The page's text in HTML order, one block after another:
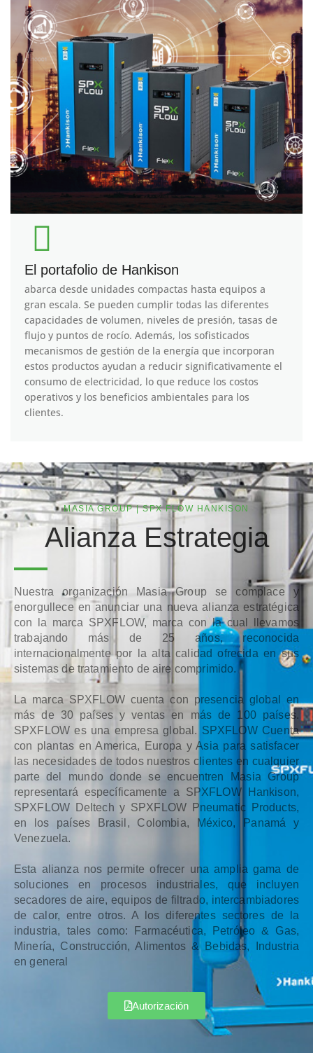
El portafolio de Hankison
abarca desde unidades compactas hasta equipos a
gran escala. Se pueden cumplir todas las diferentes
capacidades de volumen, niveles de presión, tasas de
flujo y puntos de rocío. Además, los sofisticados
mecanismos de gestión de la energía que incorporan
estos productos ayudan a reducir significativamente el
consumo de electricidad, lo que reduce los costos
operativos y los beneficios ambientales para los
clientes.
MASIA GROUP | SPX FLOW HANKISON
Alianza Estrategia
Nuestra organización Masia Group se complace y
enorgullece en anunciar una nueva alianza estratégica
con la marca SPXFLOW, marca con la cual llevamos
trabajando más de 25 años, reconocida
internacionalmente por la alta calidad ofrecida en sus
sistemas de tratamiento de aire comprimido.
La marca SPXFLOW cuenta con presencia global en
más de 30 países y ventas en más de 100 países.
SPXFLOW es una empresa global. SPXFLOW Cuenta
con plantas en America, Europa y Asia para satisfacer
las necesidades de todos nuestros clientes en cualquier
parte del mundo donde se encuentren Masia Group
representará específicamente a SPXFLOW Hankison,
SPXFLOW Deltech y SPXFLOW Pneumatic Products,
en los países Brasil, Colombia, México, Panamá y
Venezuela.
Esta alianza nos permite ofrecer una amplia gama de
soluciones en procesos industriales, que incluyen
secadores de aire, equipos de filtrado, intercambiadores
de calor, entre otros. A los diferentes sectores de la
industria, tales como: Farmacéutica, Petróleo & Gas,
Minería, Construcción, Alimentos & Bebidas, Industria
en general
Autorización